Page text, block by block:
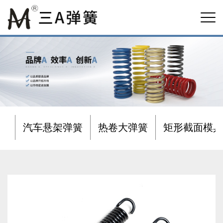
汽车悬架弹簧 热卷大弹簧 矩形截面模